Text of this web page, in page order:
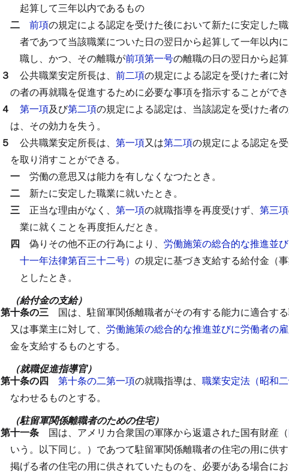
起算して三年以内であるもの
二 前項の規定による認定を受けた後において新たに安定した
者であつて当該職業についた日の翌日から起算して一年以内
職し、かつ、その離職が前項第一号の離職の日の翌日から起
３ 公共職業安定所長は、 前二項の規定による認定を受けた者に
の者の再就職を促進するために必要な事項を指示することができ
４ 第一項及び第二項の規定による認定は、当該認定を受けた者の
は、その効力を失う。
５ 公共職業安定所長は、 第一項又は第二項の規定による認定を
を取り消すことができる。
一 労働の意思又は能力を有しなくなつたとき。
二 新たに安定した職業に就いたとき。
三 正当な理由がなく、 第一項の就職指導を再度受けず、 第三項
業に就くことを再度拒んだとき。
四 偽りその他不正の行為により、 労働施策の総合的な推進並
十一年法律第百三十二号） の規定に基づき支給する給付金（
としたとき。
（給付金の支給）
第十条の三 国は、駐留軍関係離職者がその有する能力に適合す
又は事業主に対して、 労働施策の総合的な推進並びに労働者の
金を支給するものとする。
（就職促進指導官）
第十条の四 第十条の二第一項の就職指導は、 職業安定法（昭和
なわせるものとする。
（駐留軍関係離職者のための住宅）
第十一条 国は、アメリカ合衆国の軍隊から返還された国有財産（
いう。以下同じ。）であつて駐留軍関係離職者の住宅の用に供
掲げる者の住宅の用に供されていたものを、必要がある場合に